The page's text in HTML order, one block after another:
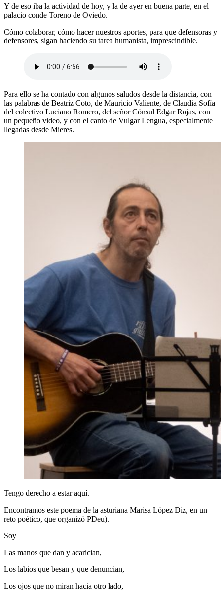
Y de eso iba la actividad de hoy, y la de ayer en buena parte, en el
palacio conde Toreno de Oviedo.
Cómo colaborar, cómo hacer nuestros aportes, para que defensoras y
defensores, sigan haciendo su tarea humanista, imprescindible.
Para ello se ha contado con algunos saludos desde la distancia, con
las palabras de Beatriz Coto, de Mauricio Valiente, de Claudia Sofía
del colectivo Luciano Romero, del señor Cónsul Edgar Rojas, con
un pequeño video, y con el canto de Vulgar Lengua, especialmente
llegadas desde Mieres.
Tengo derecho a estar aquí.
Encontramos este poema de la asturiana Marisa López Diz, en un
reto poético, que organizó PDeu).
Soy
Las manos que dan y acarician,
Los labios que besan y que denuncian,
Los ojos que no miran hacia otro lado,